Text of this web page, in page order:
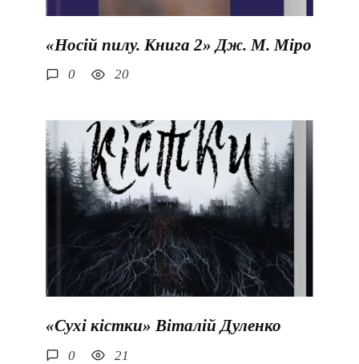
«Носій пилу. Книга 2» Дж. М. Міро
0 20
«Сухі кістки» Віталій Дуленко
0 21